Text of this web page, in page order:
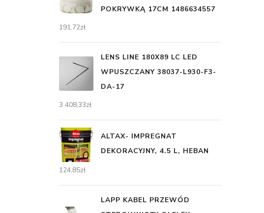
POKRYWKĄ 17CM 1486634557
191,72zł
LENS LINE 180X89 LC LED
WPUSZCZANY 38037-L930-F3-
DA-17
3 408,33zł
ALTAX- IMPREGNAT
DEKORACYJNY, 4.5 L, HEBAN
124,85zł
LAPP KABEL PRZEWÓD